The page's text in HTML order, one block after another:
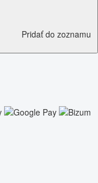
Pridať do zoznamu